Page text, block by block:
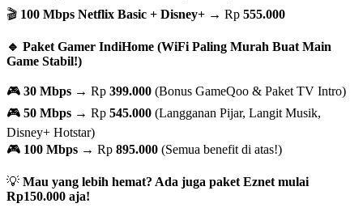
🎬 100 Mbps Netflix Basic + Disney+ → Rp 555.000
🔹 Paket Gamer IndiHome (WiFi Paling Murah Buat Main
Game Stabil!)
🎮 30 Mbps → Rp 399.000 (Bonus GameQoo & Paket TV Intro)
🎮 50 Mbps → Rp 545.000 (Langganan Pijar, Langit Musik,
Disney+ Hotstar)
🎮 100 Mbps → Rp 895.000 (Semua benefit di atas!)
💡 Mau yang lebih hemat? Ada juga paket Eznet mulai
Rp150.000 aja!